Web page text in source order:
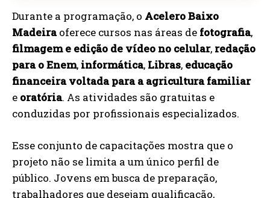
Durante a programação, o Acelero Baixo
Madeiraoferece cursos nas áreas de fotografia,
filmagem e edição de vídeo no celular, redação
para o Enem, informática, Libras, educação
financeira voltada para a agricultura familiar
e oratória. As atividades são gratuitas e
conduzidas por profissionais especializados.
Esse conjunto de capacitações mostra que o
projeto não se limita a um único perfil de
público. Jovens em busca de preparação,
trabalhadores que desejam qualificação,